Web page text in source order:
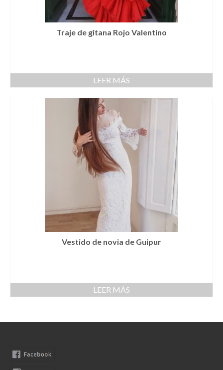
Conjunto de sombrero y cesta a juego
Coronas
Diademas
Peinetas
Sombreros
Moda flamenca
Traje de gitana Rojo Valentino
LEER MÁS
Vestido de novia de Guipur
LEER MÁS